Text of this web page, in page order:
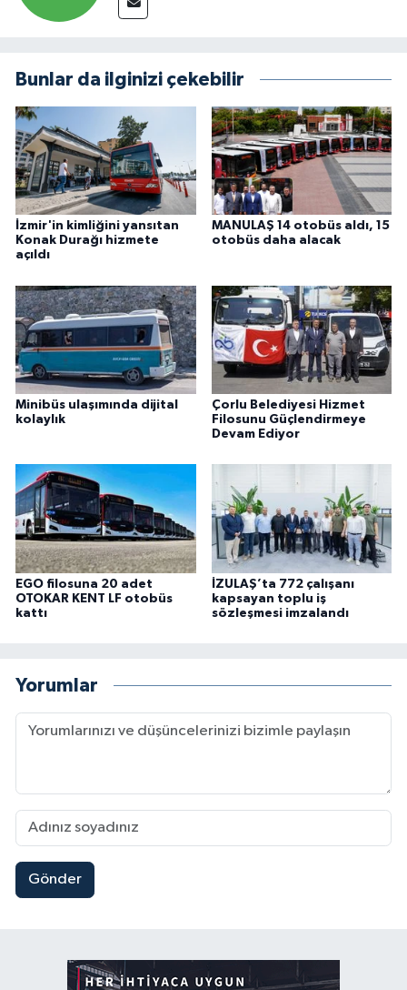
Bunlar da ilginizi çekebilir
İzmir'in kimliğini yansıtan
Konak Durağı hizmete
açıldı
MANULAŞ 14 otobüs aldı, 15
otobüs daha alacak
Minibüs ulaşımında dijital
kolaylık
Çorlu Belediyesi Hizmet
Filosunu Güçlendirmeye
Devam Ediyor
EGO filosuna 20 adet
OTOKAR KENT LF otobüs
kattı
İZULAŞ’ta 772 çalışanı
kapsayan toplu iş
sözleşmesi imzalandı
Yorumlar
Gönder